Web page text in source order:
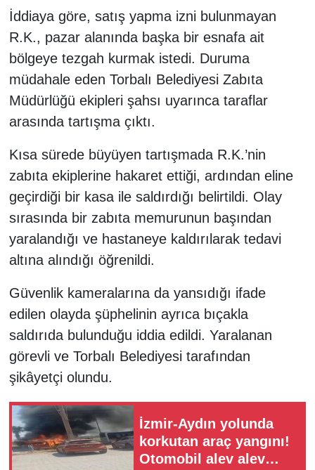
İddiaya göre, satış yapma izni bulunmayan
R.K., pazar alanında başka bir esnafa ait
bölgeye tezgah kurmak istedi. Duruma
müdahale eden Torbalı Belediyesi Zabıta
Müdürlüğü ekipleri şahsı uyarınca taraflar
arasında tartışma çıktı.
Kısa sürede büyüyen tartışmada R.K.’nin
zabıta ekiplerine hakaret ettiği, ardından eline
geçirdiği bir kasa ile saldırdığı belirtildi. Olay
sırasında bir zabıta memurunun başından
yaralandığı ve hastaneye kaldırılarak tedavi
altına alındığı öğrenildi.
Güvenlik kameralarına da yansıdığı ifade
edilen olayda şüphelinin ayrıca bıçakla
saldırıda bulunduğu iddia edildi. Yaralanan
görevli ve Torbalı Belediyesi tarafından
şikâyetçi olundu.
İzmir-Aydın yolunda
korkutan araç yangını!
Otomobil alev alev